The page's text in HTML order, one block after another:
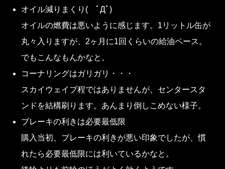
オイル減りまくり( ﾟДﾟ)
オイルの燃費は悪いように感じます。1リットル缶が
丸々入りますが、2ヶ月に1回くらいの給油ペース。
でもこんなもんかなと。
コーナリングはガリガリ・・・
スカイウェイブ程ではありませんが、センタースタ
ンドを結構刷ります。あんまり倒しこめない様子。
ブレーキの利きは必要最低限
購入当初、ブレーキの利きが悪い印象でしたが、慣
れたら必要最低限には利いているかなと。